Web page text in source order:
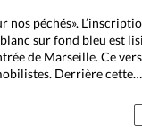
nos péchés».
sur fond bleu est
de Marseille. Ce
Derrière cette…